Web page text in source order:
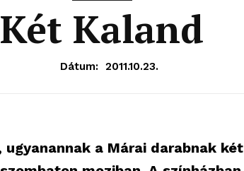
Két Kaland
Dátum: 2011.10.23.
a Márai darabnak két